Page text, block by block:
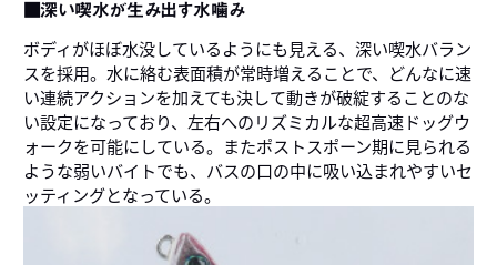
■深い喫水が生み出す水噛み
ボディがほぼ水没しているようにも見える、深い喫水バラン
スを採用。水に絡む表面積が常時増えることで、どんなに速
い連続アクションを加えても決して動きが破綻することのな
い設定になっており、左右へのリズミカルな超高速ドッグウ
ォークを可能にしている。またポストスポーン期に見られる
ような弱いバイトでも、バスの口の中に吸い込まれやすいセ
ッティングとなっている。